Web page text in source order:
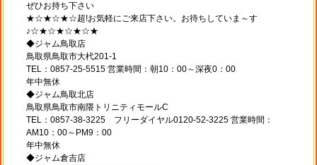
ぜひお持ち下さい
★☆★☆★☆超!お気軽にご来店下さい。お待ちしていま～す
♪☆★☆★☆★☆★
◆ジャム鳥取店
鳥取県鳥取市大杙201-1
TEL：0857-25-5515 営業時間：朝10：00～深夜0：00
年中無休
◆ジャム鳥取北店
鳥取県鳥取市南隈トリニティモールC
TEL：0857-38-3225 フリーダイヤル0120-52-3225 営業時間：
AM10：00～PM9：00
年中無休
◆ジャム倉吉店